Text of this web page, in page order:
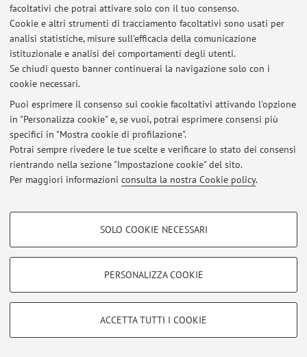
facoltativi che potrai attivare solo con il tuo consenso.
Cookie e altri strumenti di tracciamento facoltativi sono usati per
analisi statistiche, misure sull'efficacia della comunicazione
istituzionale e analisi dei comportamenti degli utenti.
Se chiudi questo banner continuerai la navigazione solo con i
cookie necessari.
Puoi esprimere il consenso sui cookie facoltativi attivando l'opzione
in "Personalizza cookie" e, se vuoi, potrai esprimere consensi più
specifici in "Mostra cookie di profilazione".
Potrai sempre rivedere le tue scelte e verificare lo stato dei consensi
rientrando nella sezione "Impostazione cookie" del sito.
Per maggiori informazioni consulta la nostra Cookie policy.
COOKIE DI PROFILAZIONE - FACOLTATIVI
COOKIE TECNICI - NECESSARI
Si tratta di cookie tecnici utilizzati, a titolo esemplificativo, per il corretto
SOLO COOKIE NECESSARI
PERSONALIZZA COOKIE
ACCETTA TUTTI I COOKIE
Dipartimento di Scienze Mediche e Chirurgiche
Via Massarenti 9, Bologna -Vai alla mappa
Ultimi avvisi
Al momento non sono presenti avvisi.
Accedi tramiteloginper gestire tutti i contenuti del sito.
© 2026 - ALMA MATER STUDIORUM - Università di Bologna - Via
|Note legali |Impostazioni Cookie